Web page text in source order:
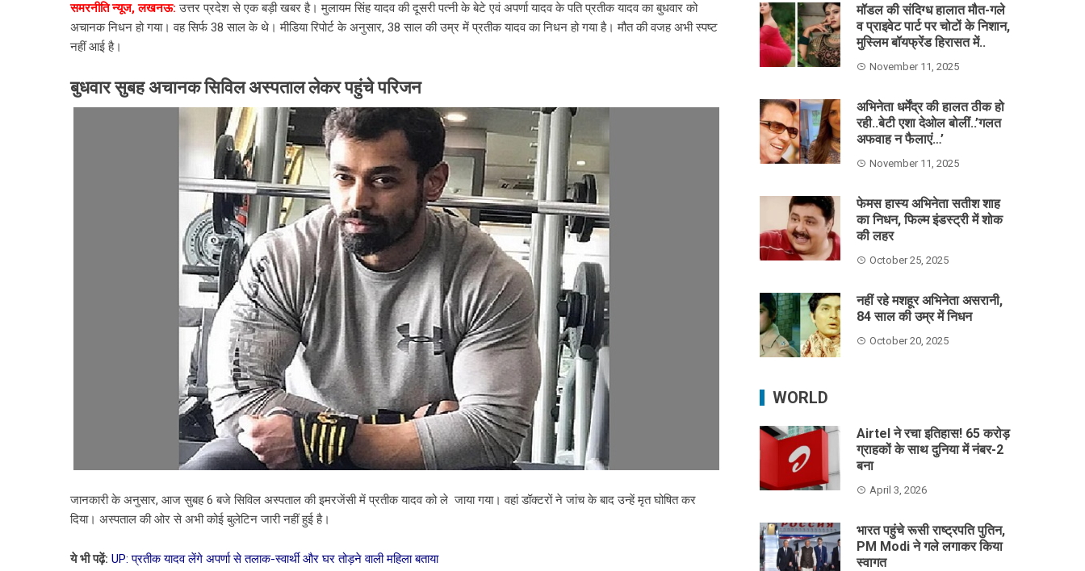
समरनीति न्यूज, लखनऊ: उत्तर प्रदेश से एक बड़ी खबर है। मुलायम सिंह यादव की दूसरी पत्नी के बेटे एवं अपर्णा यादव के पति प्रतीक यादव का बुधवार को
अचानक निधन हो गया। वह सिर्फ 38 साल के थे। मीडिया रिपोर्ट के अनुसार, 38 साल की उम्र में प्रतीक यादव का निधन हो गया है। मौत की वजह अभी स्पष्ट
नहीं आई है।
बुधवार सुबह अचानक सिविल अस्पताल लेकर पहुंचे परिजन
जानकारी के अनुसार, आज सुबह 6 बजे सिविल अस्पताल की इमरजेंसी में प्रतीक यादव को ले जाया गया। वहां डॉक्टरों ने जांच के बाद उन्हें मृत घोषित कर
दिया। अस्पताल की ओर से अभी कोई बुलेटिन जारी नहीं हुई है।
ये भी पढ़ें: UP: प्रतीक यादव लेंगे अपर्णा से तलाक-स्वार्थी और घर तोड़ने वाली महिला बताया
मॉडल की संदिग्ध हालात मौत-गले
व प्राइवेट पार्ट पर चोटों के निशान,
मुस्लिम बॉयफ्रेंड हिरासत में..
November 11, 2025
अभिनेता धर्मेंद्र की हालत ठीक हो
रही..बेटी एशा देओल बोलीं..’गलत
अफवाह न फैलाएं…’
November 11, 2025
फेमस हास्य अभिनेता सतीश शाह
का निधन, फिल्म इंडस्ट्री में शोक
की लहर
October 25, 2025
नहीं रहे मशहूर अभिनेता असरानी,
84 साल की उम्र में निधन
October 20, 2025
WORLD
Airtel ने रचा इतिहास! 65 करोड़
ग्राहकों के साथ दुनिया में नंबर-2
बना
April 3, 2026
भारत पहुंचे रूसी राष्ट्रपति पुतिन,
PM Modi ने गले लगाकर किया
स्वागत